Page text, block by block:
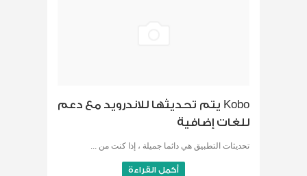
Kobo يتم تحديثها للاندرويد مع دعم
للغات إضافية
تحديثات التطبيق هي دائما جميلة ، إذا كنت من ...
أكمل القراءة